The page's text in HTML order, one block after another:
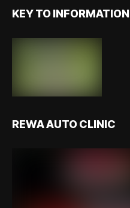
KEY TO INFORMATION
REWA AUTO CLINIC